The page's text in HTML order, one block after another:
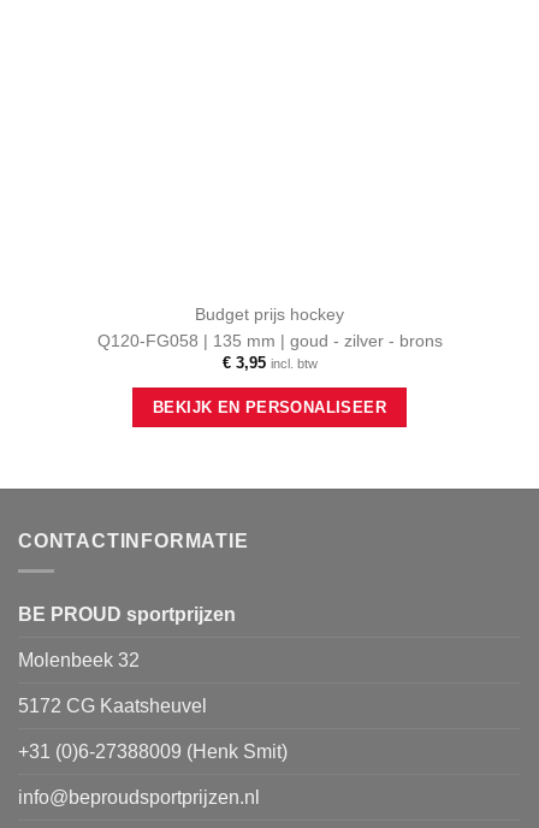
Budget prijs hockey
Q120-FG058 | 135 mm | goud - zilver - brons
€3,95 incl. btw
BEKIJK EN PERSONALISEER
heeft
CONTACTINFORMATIE
BE PROUD sportprijzen
Molenbeek 32
5172 CG Kaatsheuvel
+31 (0)6-27388009 (Henk Smit)
info@beproudsportprijzen.nl